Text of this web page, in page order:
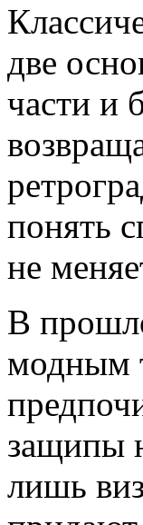
две
части и
понять
не
В
модным
защипы
лишь